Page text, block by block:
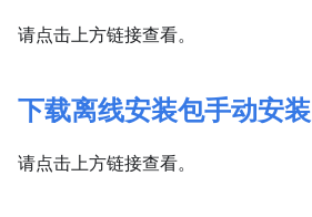
请点击上方链接查看。
下载离线安装包手动安装
请点击上方链接查看。